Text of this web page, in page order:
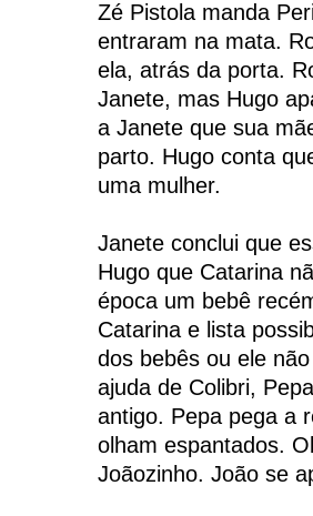
Zé Pistola manda
entraram na mata.
ela, atrás da porta.
Janete, mas Hugo
a Janete que sua
parto. Hugo conta
uma mulher.
Janete conclui que
Hugo que Catarina
época um bebê
Catarina e lista
dos bebês ou ele
ajuda de Colibri,
antigo. Pepa pega a
olham espantados.
Joãozinho. João se